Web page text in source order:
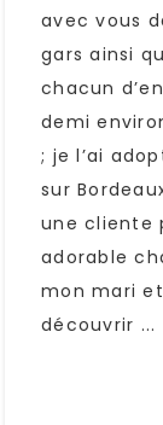
avec vous
gars ainsi
chacun
demi
; je l’ai
sur
une cliente
adorable
mon mari
découvrir ...